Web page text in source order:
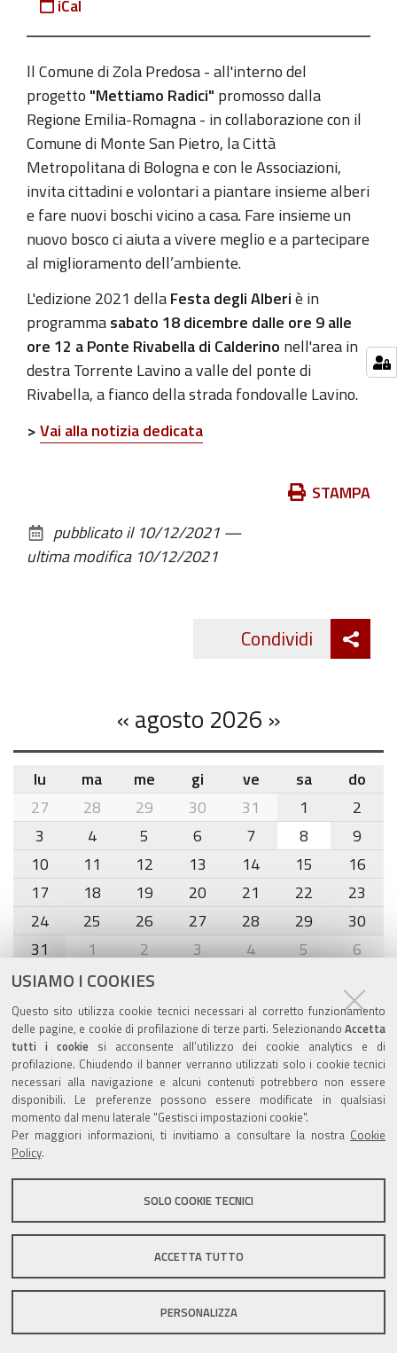
USIAMO I COOKIES
Questo sito utilizza cookie tecnici necessari al corretto funzionamento
delle pagine, e cookie di profilazione di terze parti. Selezionando Accetta
tutti i cookiesi acconsente all’utilizzo dei cookie analytics e di
profilazione. Chiudendo il banner verranno utilizzati solo i cookie tecnici
necessari alla navigazione e alcuni contenuti potrebbero non essere
disponibili. Le preferenze possono essere modificate in qualsiasi
momento dal menu laterale "Gestisci impostazioni cookie".
Per maggiori informazioni, ti invitiamo a consultare la nostra Cookie
Policy.
SOLO COOKIE TECNICI
ACCETTA TUTTO
PERSONALIZZA
2021-
12-
18T09:00:00+01:00
2021-
12-
18T12:00:00+01:00
iCal
ll Comune di Zola Predosa - all'interno del
progetto "Mettiamo Radici" promosso dalla
Regione Emilia-Romagna - in collaborazione con il
Comune di Monte San Pietro, la Città
Metropolitana di Bologna e con le Associazioni,
invita cittadini e volontari a piantare insieme alberi
e fare nuovi boschi vicino a casa. Fare insieme un
nuovo bosco ci aiuta a vivere meglio e a partecipare
al miglioramento dell’ambiente.
L'edizione 2021 dellaFesta degli Alberiè in
programmasabato 18 dicembre dalle ore 9 alle
ore 12 a Ponte Rivabella di Calderino nell'area in
destra Torrente Lavino a valle del ponte di
Rivabella, a fianco della strada fondovalle Lavino.
>Vai alla notizia dedicata
documento
STAMPA
pubblicato il 10/12/2021 —
ultima modifica 10/12/2021
Condividi
«agosto 2026 »
month-
8
lu ma me gi ve sa
do
27
28 29 30 31 1
2
3
4 5 6 7 8
9
10
11 12 13 14 15
16
17
18 19 20 21 22
23
24
25 26 27 28 29
30
31
1 2 3 4 5 6
Agenda eventi
torna alla sezione
Valuta questo sito
Sito istituzionale Comune di Zola Predosa
DPO |Accessibilità